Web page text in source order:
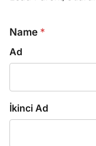
Name *
Ad
İkinci Ad